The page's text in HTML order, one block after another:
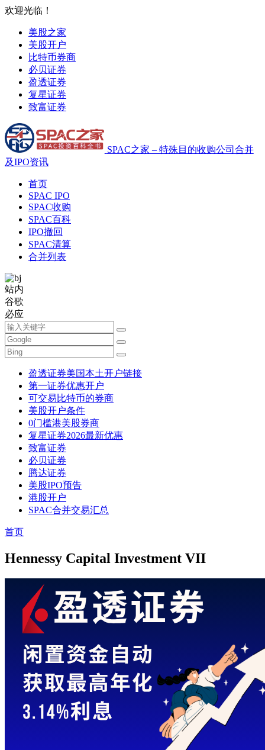
欢迎光临！
美股之家
美股开户
比特币券商
必贝证券
盈透证券
复星证券
致富证券
SPAC之家 – 特殊目的收购公司合并
及IPO资讯
首页
SPAC IPO
SPAC收购
SPAC百科
IPO撤回
SPAC清算
合并列表
站内
谷歌
必应
盈透证券美国本土开户链接
第一证券优惠开户
可交易比特币的券商
美股开户条件
0门槛港美股券商
复星证券2026最新优惠
致富证券
必贝证券
腾达证券
美股IPO预告
港股开户
SPAC合并交易汇总
首页
Hennessy Capital Investment VII